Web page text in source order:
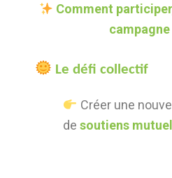
Comment
Le défi collectif
Créer une
de soutiens